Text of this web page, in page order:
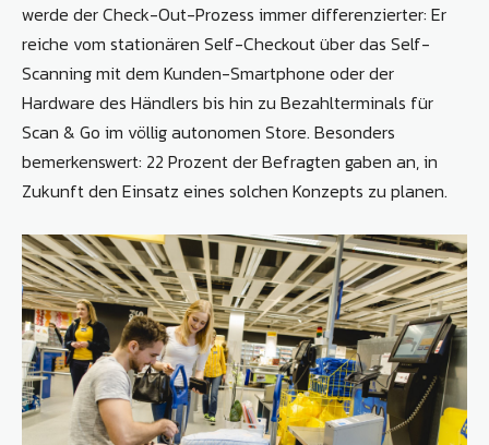
werde der Check-Out-Prozess immer differenzierter: Er
reiche vom stationären Self-Checkout über das Self-
Scanning mit dem Kunden-Smartphone oder der
Hardware des Händlers bis hin zu Bezahlterminals für
Scan & Go im völlig autonomen Store. Besonders
bemerkenswert: 22 Prozent der Befragten gaben an, in
Zukunft den Einsatz eines solchen Konzepts zu planen.